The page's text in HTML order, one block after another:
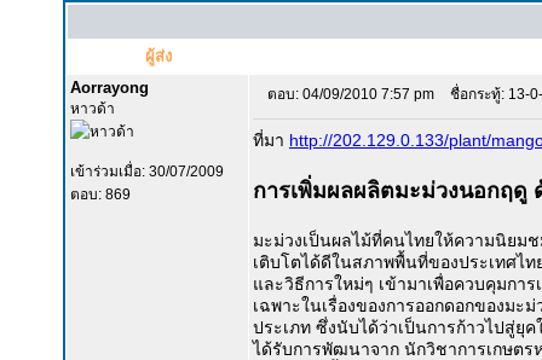
ผู้ส่ง
Aorrayong
หาวด้า
เข้าร่วมเมื่อ: 30/07/2009
ตอบ: 869
ตอบ: 04/09/2010 7:57 pm ชื่อกระทู้: 13-
ที่มา http://202.129.0.133/plant/
การเพิ่มผลผลิตมะม่วงนอกฤดู
มะม่วงเป็นผลไม้ที่คนไทยให้ความนิยม
เติบโตได้ดีในสภาพพื้นที่ของประเทศไ
และวิธีการใหม่ๆ เข้ามาเพื่อควบคุมกา
เฉพาะในเรื่องของการออกดอกของม
ประเภท ซึ่งนับได้ว่าเป็นการก้าวไปสู่ยุ
ได้รับการพัฒนาจาก นักวิชาการเกษต